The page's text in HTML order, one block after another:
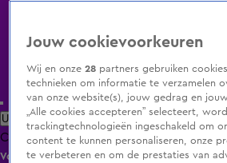
Uitzending Gemist Populaire programma's
ClipsFilmsRadioSmart TV inlogShop
Volg KIJK
Jouw cookievoorkeuren
Wij en onze28 partners gebruiken
technieken om informatie te verzamelen
van onze website(s), jouw gedrag en
„Alle cookies accepteren” selecteert,
trackingtechnologieën ingeschakeld om
content te kunnen personaliseren, onze
te verbeteren en om de prestaties van